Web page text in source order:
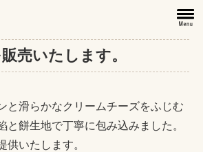
売いたします。
と滑らかなクリームチーズをふじむ
と餅生地で丁寧に包み込みました。
供いたします。